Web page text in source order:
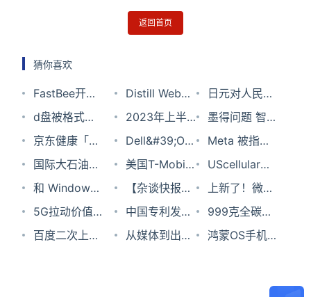
返回首页
猜你喜欢
FastBee开源
免费的工业物
联网平台
Distill Web
Monitor – 监
控网页任意区
域变化
日元对人民币
汇率2023年
12月27日
d盘被格式化
了怎样恢复？
2023年上半
年国外网络安
全领域综述
墨得问题 智能
AI写作辅助工
具
京东健康「进
化论」| 行业
洞察
Dell&#39;Oro
报告：全球移
动核心网市场
收入到2027
年将超过500
Meta 被指别
有用心；脉脉
以旷工为由辞
退员工被判
罚；Android
上线｜思否周
国际大石油公
司上游业务大
调整的启示与
建议
美国T-Mobile
关闭3G网络
和部分4G网
络
UScellular与
爱立信合作部
署C波段5G服
务 目标2023
和 Windows
一起，预见混
合办公的未来
【杂谈快报】
没有工作的世
界：如何应对
上新了！微软
Surface 商用
系列又添新成
5G拉动价值
回归：运营商
中国专利发
展：成就、问
999克全碳纤
维机身，VAIO
百度二次上市
从媒体到出
​鸿蒙OS手机